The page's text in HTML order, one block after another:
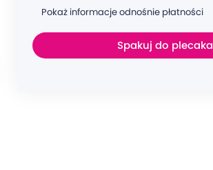
Pokaż informacje odnośnie płatności
Spakuj do plecaka